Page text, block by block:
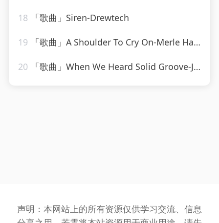
18 「歌曲」Siren-Drewtech
19 「歌曲」A Shoulder To Cry On-Merle Haggard
20 「歌曲」When We Heard Solid Groove-Jesse Rose、Oliver $
声明：本网站上的所有资源仅供学习交流、信息